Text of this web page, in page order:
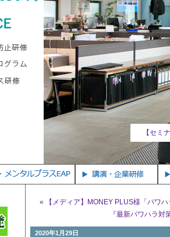
防止法 全企業に義務化へ（閣議決定）
【セミ
メンタ
« 【メディア】MONEY PLUS様「パワ
『最新パワハラ
2020年1月29日